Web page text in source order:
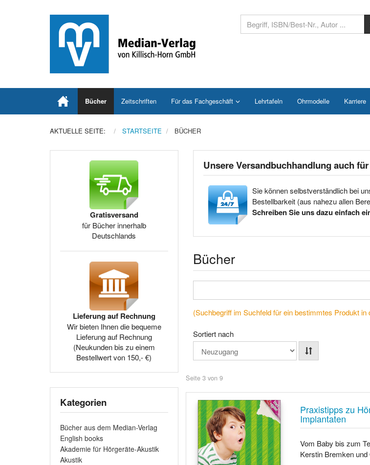
Bücher Zeitschriften Für das Fachgeschäft Lehrtafeln Ohrmodelle Karriere
AKTUELLE SEITE: STARTSEITE BÜCHER
Unsere Versandbuchhandlung auch
Sie können selbstverständlich bei
Bestellbarkeit (aus nahezu allen
Schreiben Sie uns dazu einfach
Bücher
(Suchbegriff im Suchfeld für ein bestimmtes Produkt
Sortiert nach
Seite 3 von 9
Praxistipps zu
Implantaten
Vom Baby bis zum
Kerstin Bremken
Gratisversand
für Bücher innerhalb
Deutschlands
Lieferung auf Rechnung
Wir bieten Ihnen die bequeme
Lieferung auf Rechnung
(Neukunden bis zu einem
Bestellwert von 150,- €)
Kategorien
Bücher aus dem Median-Verlag
English books
Akademie für Hörgeräte-Akustik
Akustik